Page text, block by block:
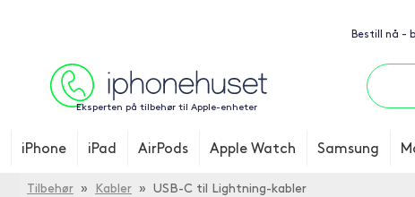
Bestill nå -
Eksperten på tilbehør til Apple-enheter
iPhone iPad AirPods Apple Watch Samsung
Tilbehør » Kabler » USB-C til Lightning-kabler